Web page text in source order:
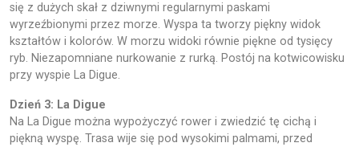
się z dużych skał z dziwnymi regularnymi paskami
wyrzeźbionymi przez morze. Wyspa ta tworzy piękny widok
kształtów i kolorów. W morzu widoki równie piękne od tysięcy
ryb. Niezapomniane nurkowanie z rurką. Postój na kotwicowisku
przy wyspie La Digue.
Dzień 3: La Digue
Na La Digue można wypożyczyć rower i zwiedzić tę cichą i
piękną wyspę. Trasa wije się pod wysokimi palmami, przed